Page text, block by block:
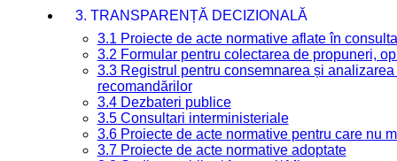
3. TRANSPARENȚĂ DECIZIONALĂ
3.1 Proiecte de acte normative aflate în
3.2 Formular pentru colectarea de propuneri,
3.3 Registrul pentru consemnarea și
recomandărilor
3.4 Dezbateri publice
3.5 Consultari interministeriale
3.6 Proiecte de acte normative pentru care nu
3.7 Proiecte de acte normative adoptate